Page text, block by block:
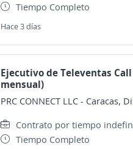
Tiempo Completo
Hace 3 días
Ejecutivo de Televentas
mensual)
PRC CONNECT LLC - Caracas,
Contrato por tiempo
Tiempo Completo